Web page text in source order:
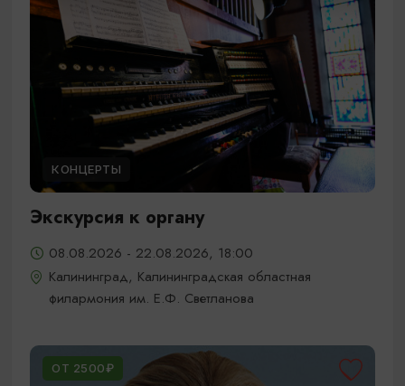
КОНЦЕРТЫ
Экскурсия к органу
08.08.2026 - 22.08.2026, 18:00
Калининград, Калининградская областная
филармония им. Е.Ф. Светланова
ОТ 2500₽